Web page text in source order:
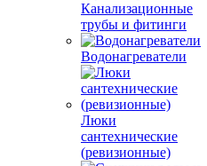
Канализационные
трубы и фитинги
Водонагреватели
Люки
сантехнические
(ревизионные)